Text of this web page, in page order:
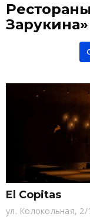
Зарукина»
El Copitas
ул. Колокольная, 2/